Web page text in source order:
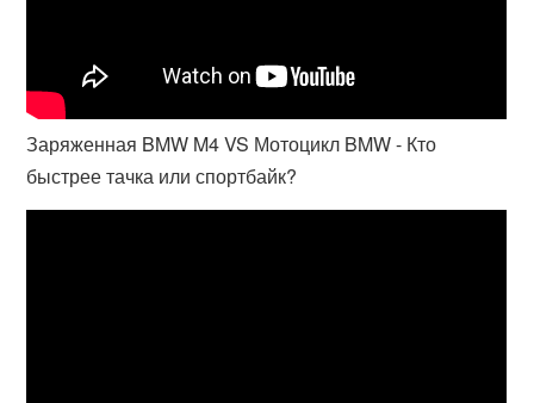
Заряженная BMW M4 VS Мотоцикл BMW - Кто
быстрее тачка или спортбайк?